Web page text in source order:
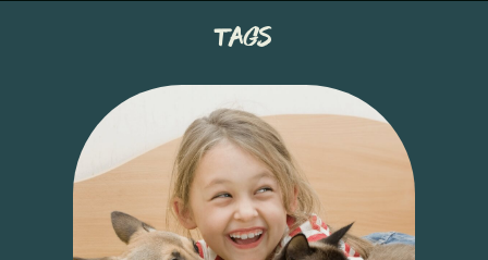
tags